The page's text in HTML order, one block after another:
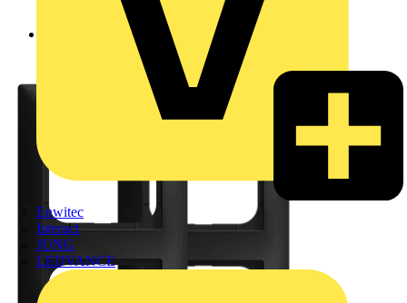
Enwitec
Interact
JUNG
LEDVANCE
Zurück zu Produkte